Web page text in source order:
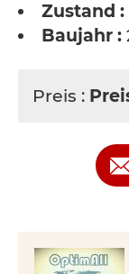
Zustand :
Baujahr :
Preis :